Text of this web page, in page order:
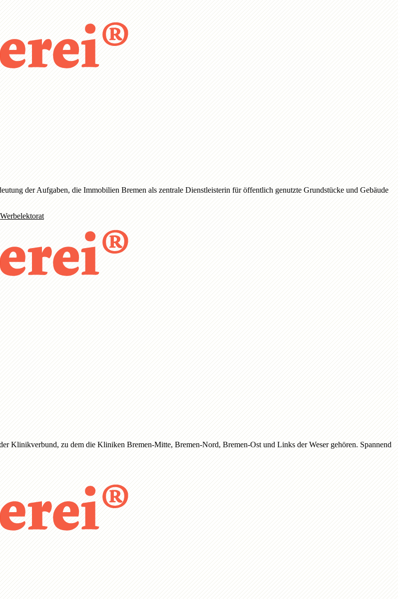
der Aufgaben, die Immobilien Bremen als zentrale Dienstleisterin für öffentlich genutzte Grundstücke und Gebäude
Werbelektorat
Klinikverbund, zu dem die Kliniken Bremen-Mitte, Bremen-Nord, Bremen-Ost und Links der Weser gehören. Spannend